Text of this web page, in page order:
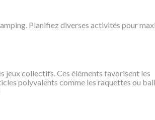
Planifiez diverses activités pour
jeux collectifs. Ces éléments favorisent les
polyvalents comme les raquettes ou